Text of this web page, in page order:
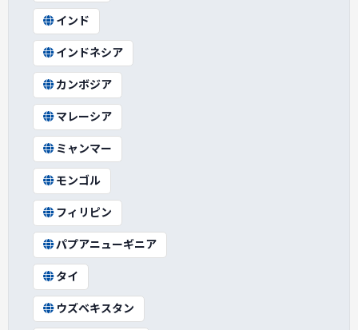
インド
インドネシア
カンボジア
マレーシア
ミャンマー
モンゴル
フィリピン
パプアニューギニア
タイ
ウズベキスタン